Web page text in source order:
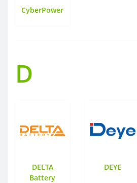
CyberPower
D
DELTA
Battery
DEYE